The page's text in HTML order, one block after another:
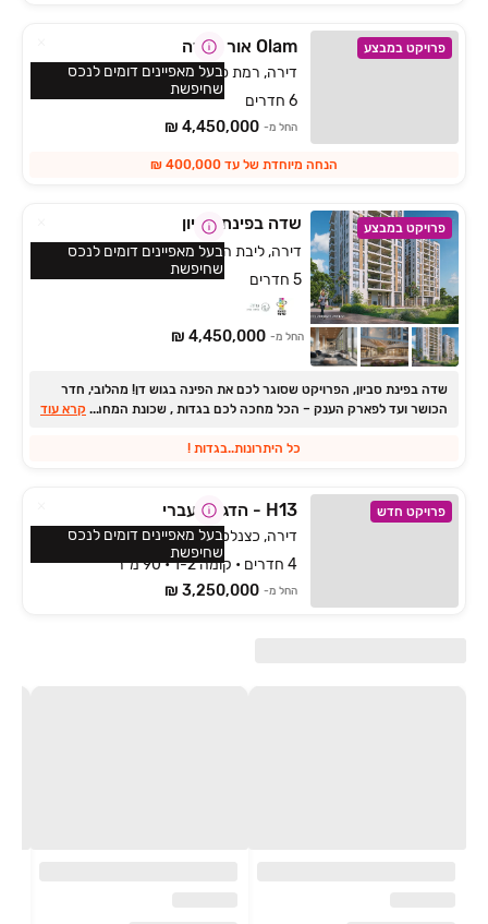
פרויקט במבצע Olam אור יהודה
דירה, רמת פנקס, אור יהודה
6 חדרים
החל מ- 4,450,000 ₪
הנחה מיוחדת של עד 400,000 ₪
בעל מאפיינים דומים לנכס
שחיפשת
פרויקט במבצע שדה בפינת סביון
דירה, ליבת העיר, יהוד מונוסון
5 חדרים
החל מ- 4,450,000 ₪
שדה בפינת סביון, הפרויקט שסוגר לכם את הפינה בגוש דן! מהלובי, חדר
הכושר ועד לפארק הענק ‏– הכל מחכה לכם בגדות , שכונת המחר של
... קרא עוד
כל היתרונות..בגדות !
בעל מאפיינים דומים לנכס
שחיפשת
פרויקט חדש H13 - הדגל העברי
דירה, כצנלסון, ראשון לציון
4 חדרים • קומה 1-2 • 90 מ״ר
החל מ- 3,250,000 ₪
בעל מאפיינים דומים לנכס
שחיפשת